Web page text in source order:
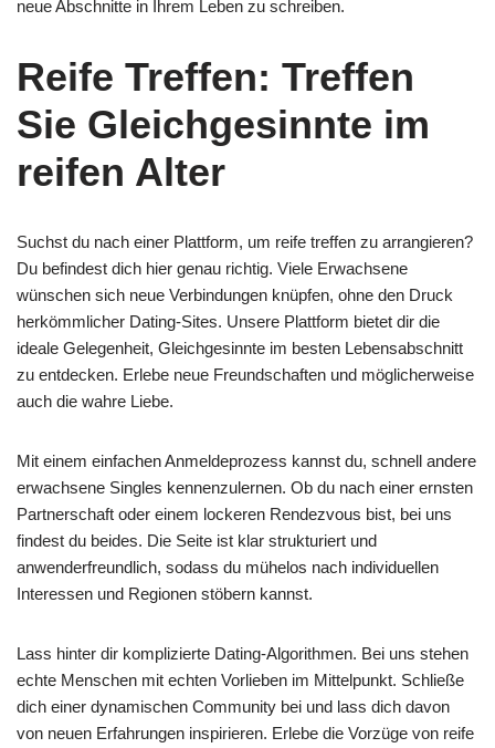
neue Abschnitte in Ihrem Leben zu schreiben.
Reife Treffen: Treffen
Sie Gleichgesinnte im
reifen Alter
Suchst du nach einer Plattform, um reife treffen zu arrangieren?
Du befindest dich hier genau richtig. Viele Erwachsene
wünschen sich neue Verbindungen knüpfen, ohne den Druck
herkömmlicher Dating-Sites. Unsere Plattform bietet dir die
ideale Gelegenheit, Gleichgesinnte im besten Lebensabschnitt
zu entdecken. Erlebe neue Freundschaften und möglicherweise
auch die wahre Liebe.
Mit einem einfachen Anmeldeprozess kannst du, schnell andere
erwachsene Singles kennenzulernen. Ob du nach einer ernsten
Partnerschaft oder einem lockeren Rendezvous bist, bei uns
findest du beides. Die Seite ist klar strukturiert und
anwenderfreundlich, sodass du mühelos nach individuellen
Interessen und Regionen stöbern kannst.
Lass hinter dir komplizierte Dating-Algorithmen. Bei uns stehen
echte Menschen mit echten Vorlieben im Mittelpunkt. Schließe
dich einer dynamischen Community bei und lass dich davon
von neuen Erfahrungen inspirieren. Erlebe die Vorzüge von reife